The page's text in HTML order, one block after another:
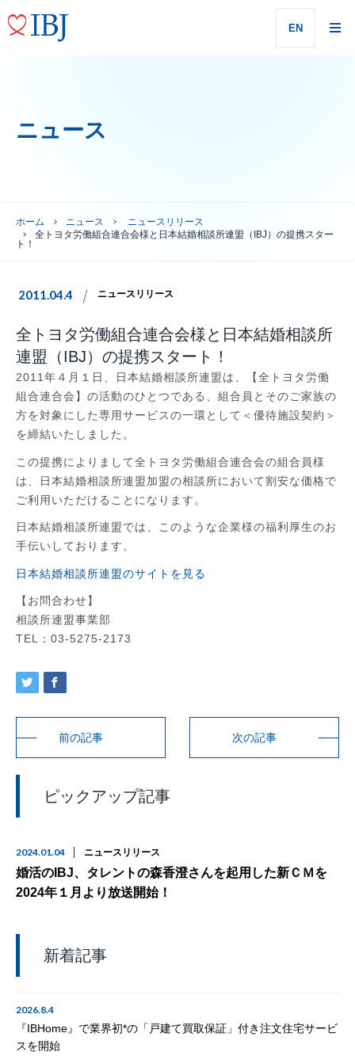
EN
ニュース
ホーム ニュース
ニュースリリース
全トヨタ労働組合連合会様と日本結婚相談所連盟（IBJ）の提携スター
ト！
2011.04.4 ニュースリリース
全トヨタ労働組合連合会様と日本結婚相談所
連盟（IBJ）の提携スタート！
2011年４月１日、日本結婚相談所連盟は、【全トヨタ労働
組合連合会】の活動のひとつである、組合員とそのご家族の
方を対象にした専用サービスの一環として＜優待施設契約＞
を締結いたしました。
この提携によりまして全トヨタ労働組合連合会の組合員様
は、日本結婚相談所連盟加盟の相談所において割安な価格で
ご利用いただけることになります。
日本結婚相談所連盟では、このような企業様の福利厚生のお
手伝いしております。
日本結婚相談所連盟のサイトを見る
【お問合わせ】
相談所連盟事業部
TEL：03-5275-2173
前の記事 次の記事
ピックアップ記事
2024.01.04 ニュースリリース
婚活のIBJ、タレントの森香澄さんを起用した新ＣＭを
2024年１月より放送開始！
新着記事
2026.8.4
『IBHome』で業界初*の「戸建て買取保証」付き注文住宅サービ
スを開始